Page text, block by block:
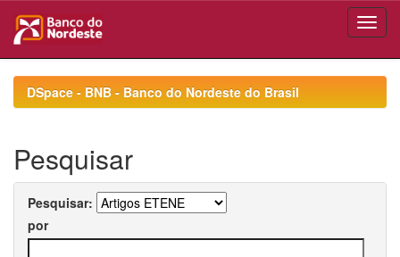
navigationDSpace - BNB - Banco do Nordeste do Brasil
Pesquisar
Pesquisar:
por